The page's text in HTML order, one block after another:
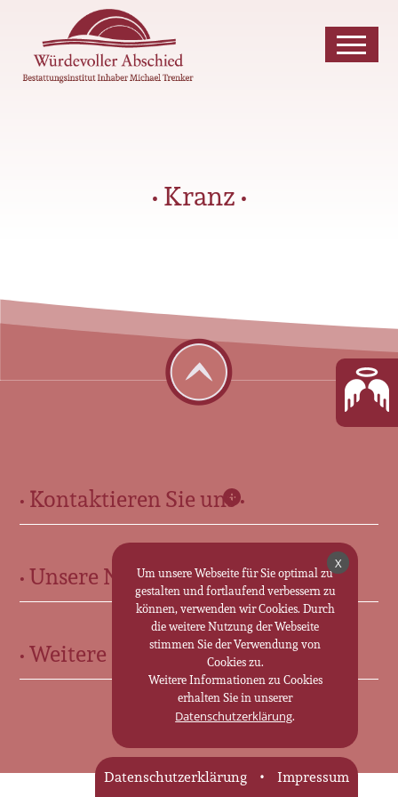
• Kranz •
• Kontaktieren Sie uns •
Marktstr. 13 • 99885 Ohrdruf
0 36 24 - 30 70 25
Für Sie in Friedrichroda:
Marktstraße 35 • 99894 Friedrichroda
0 36 23 - 31 19 63
Zum Kontaktformular
• Unsere Neuigkeiten •
• Weitere Informationen •
Trauerkutsche im Landkreis Gotha
Bestattungen im Landkreis Gotha
Bestattungsinstitut im Landkreis Gotha
Um unsere Webseite für Sie optimal zu
gestalten und fortlaufend verbessern zu
können, verwenden wir Cookies. Durch
die weitere Nutzung der Webseite
stimmen Sie der Verwendung von
Cookies zu.
Weitere Informationen zu Cookies
erhalten Sie in unserer
Datenschutzerklärung.
X
Datenschutzerklärung Impressum